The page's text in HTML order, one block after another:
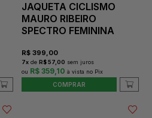
JAQUETA CICLISMO
MAURO RIBEIRO
SPECTRO FEMININA
R$ 399,00
7x de R$ 57,00 sem juros
R$ 359,10
COMPRAR